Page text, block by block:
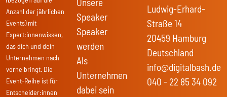
Anzahl der jährlichen
Events) mit
Expert:innenwissen,
das dich und dein
Unternehmen nach
vorne bringt. Die
Event-Reihe ist für
Entscheider:innen
Speaker
Speaker
werden
Als
Unternehmen
dabei sein
Ludwig-Erhard-
Straße 14
20459 Hamburg
Deutschland
info@digitalbash.de
040 - 22 85 34 092